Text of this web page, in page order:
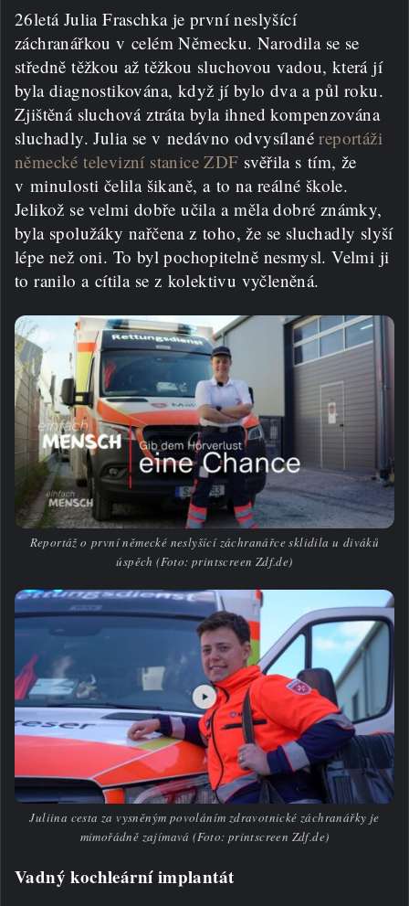
26letá Julia Fraschka je první neslyšící
záchranářkou v celém Německu. Narodila se se
středně těžkou až těžkou sluchovou vadou, která jí
byla diagnostikována, když jí bylo dva a půl roku.
Zjištěná sluchová ztráta byla ihned kompenzována
sluchadly. Julia se v nedávno odvysílanéreportáži
německé televizní stanice ZDF svěřila s tím, že
v minulosti čelila šikaně, a to na reálné škole.
Jelikož se velmi dobře učila a měla dobré známky,
byla spolužáky nařčena z toho, že se sluchadly slyší
lépe než oni. To byl pochopitelně nesmysl. Velmi ji
to ranilo a cítila se z kolektivu vyčleněná.
Reportáž o první německé neslyšící záchranářce sklidila u diváků
úspěch (Foto: printscreen Zdf.de)
Juliina cesta za vysněným povoláním zdravotnické záchranářky je
mimořádně zajímavá (Foto: printscreen Zdf.de)
Vadný kochleární implantát